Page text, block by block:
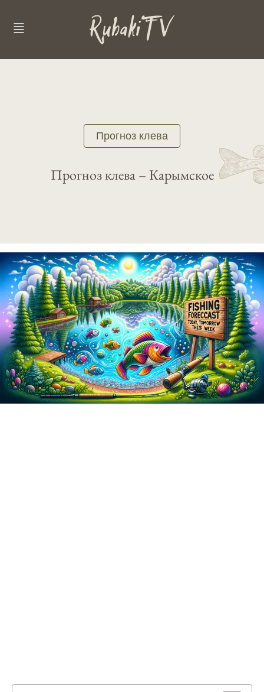
Прогноз клева
Прогноз клева – Карымское